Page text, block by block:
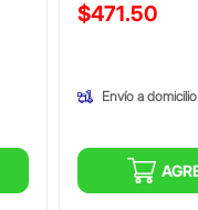
Precio
$471.50
Envío a domicilio